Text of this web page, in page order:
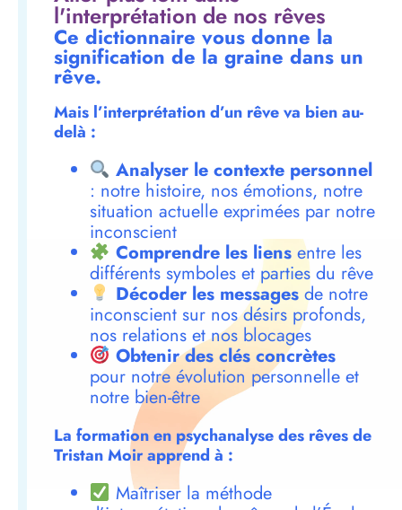
l'interprétation de nos rêves
Ce dictionnaire vous donne la
signification de la graine dans un
rêve.
Mais l’interprétation d’un rêve va bien au-
delà :
Analyser le contexte personnel
: notre histoire, nos émotions, notre
situation actuelle exprimées par notre
inconscient
Comprendre les liensentre les
différents symboles et parties du rêve
Décoder les messagesde notre
inconscient sur nos désirs profonds,
nos relations et nos blocages
Obtenir des clés concrètes
pour notre évolution personnelle et
notre bien-être
La formation en psychanalyse des rêves de
Tristan Moir apprend à :
Maîtriser la méthode